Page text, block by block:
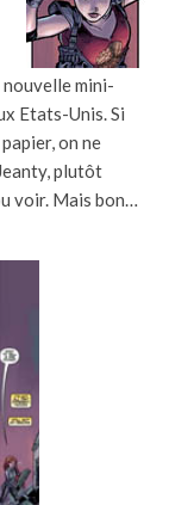
nouvelle mini-
Etats-Unis. Si
on ne
plutôt
voir. Mais bon…